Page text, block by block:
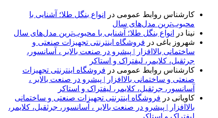
کارشناس روابط عمومی در
انواع بنگل طلا؛ آشنایی با
محبوب‌ترین مدل‌های سال
نینا در
انواع بنگل طلا؛ آشنایی با محبوب‌ترین مدل‌های سال
شهروز باغی در فروشگاه اینترنتی تجهیزات صنعتی و
ساختمانی بالاافزار | پیشرو در صنعت بالابر ، آسانسور،
جرثقیل، کلایمر، لیفتراک و استاکر
کارشناس روابط عمومی در فروشگاه اینترنتی تجهیزات
صنعتی و ساختمانی بالاافزار | پیشرو در صنعت بالابر ،
آسانسور، جرثقیل، کلایمر، لیفتراک و استاکر
کاویانی در فروشگاه اینترنتی تجهیزات صنعتی و ساختمانی
بالاافزار | پیشرو در صنعت بالابر ، آسانسور، جرثقیل، کلایمر،